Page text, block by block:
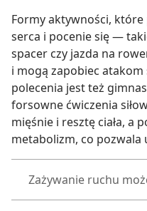
Formy aktywności,
serca i pocenie się —
spacer czy jazda na
i mogą zapobiec
polecenia jest też
forsowne ćwiczenia
mięśnie i resztę ciała, a
metabolizm, co pozwala
Zażywanie ruchu